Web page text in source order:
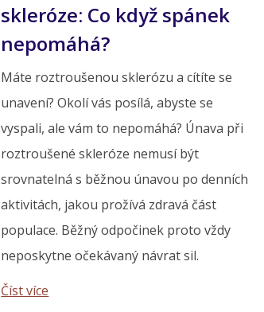
skleróze: Co když spánek
nepomáhá?
Máte roztroušenou sklerózu a cítíte se
unavení? Okolí vás posílá, abyste se
vyspali, ale vám to nepomáhá? Únava při
roztroušené skleróze nemusí být
srovnatelná s běžnou únavou po denních
aktivitách, jakou prožívá zdravá část
populace. Běžný odpočinek proto vždy
neposkytne očekávaný návrat sil.
Číst více